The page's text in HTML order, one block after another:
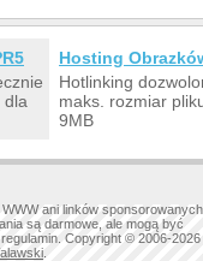
dla
Hosting
Hotlinking
maks. rozmiar
9MB
ani linków sponsorowanych
są darmowe, ale mogą być
Copyright © 2006-2026